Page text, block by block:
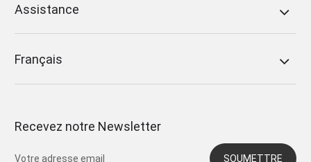
Assistance
Français
Recevez notre Newsletter
SOUMETTRE